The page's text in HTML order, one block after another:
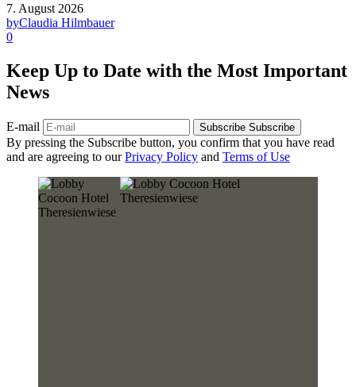
7. August 2026
byClaudia Hilmbauer
0
Keep Up to Date with the Most Important
News
E-mail Subscribe Subscribe
By pressing the Subscribe button, you confirm that you have read
and are agreeing to ourPrivacy Policy and Terms of Use